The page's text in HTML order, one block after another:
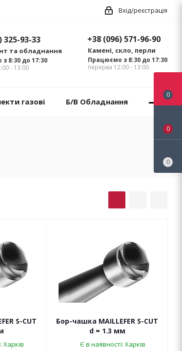
Вхід/реєстрація
+38 (096) 571-96-90
Камені, скло, перли
Працюємо з 8:30 до 17:30
перерва 12:00 - 13:00
325-93-33
та обладнання
8:30 до 17:30
- 13:00
газові Б/В Обладнання
S-CUT
Харків
Бор-чашка MAILLEFER S-CUT
d = 1.3 мм
Є в наявності: Харків
0
0
0